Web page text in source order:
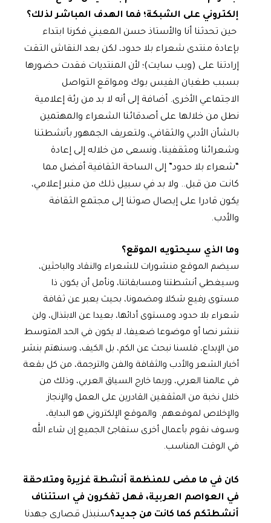
إلكتروني على الشبكة؛ فما الهدف المباشر لذلك؟
حين تحدثنا أنا والأستاذ حسن المعيني فكرنا ابتداء
بإعادة منتدى شعراء بلا حدود، لكن بعد النقاش التقت
إرادتنا على (ويب سايت)؛ لأن المنتديات فقدت حضورها
بسبب طغيان الفيس بوك ومواقع التواصل
الاجتماعي الأخرى. أضافة إلى أنه لا بد من رئة إعلامية
نطل من خلالها على أصدقائنا الشعراء والمهتمين
بالشأن الأدبي والثقافي، ولتعريف الجمهور بأنشطتنا
وشعرائنا ومثقفينا، ونسعى من خلاله إلى إعادة
“شعراء بلا حدود” إلى الساحة الثقافية أفضل مما
كانت من قبل.. ولا بد في سبيل ذلك من منبر إعلامي،
يكون قادرا على إيصال صوتنا إلى مجتمع الثقافة
والأدب.
وما الذي سيحتويه الموقع؟
سيضم الموقع منشورات للشعراء والنقاد والباحثين،
وسيغطي أنشطتنا ومسابقاتنا، ونأمل أن يكون ذا
مستوى رفيع شكلا ومضمونا، بحيث يعبر عن ثقافة
شعراء بلا حدود ومستوى أدائها، بعيدا عن الابتذال، ولن
ننشر نصا أو موضوعا ضعيفا، لا يكون في الحد المتوسط
من الإبداع، فلسنا نبحث عن الكم، بل الكيف، وسنهتم بنشر
أخبار الشعر والأدب والثقافة والفن والترجمة، من كل بقعة
في عالمنا العربي، وربما خارج السياق العربي، وذلك من
خلال نخبة من المثقفين القادرين على العمل والإنجاز
والإخلاص لموقعهم. والموقع الإلكتروني هو البداية،
وسوف نقوم بأعمال أخرى ستفاجئ الجميع إن شاء الله
في الوقت المناسب.
كان في ما مضى للمنظمة أنشطة غزيرة ومتلاحقة
في العواصم العربية، فهل تفكرون في استئناف
أنشطتكم كما كانت من جديد؟سنبذل قصارى جهدنا